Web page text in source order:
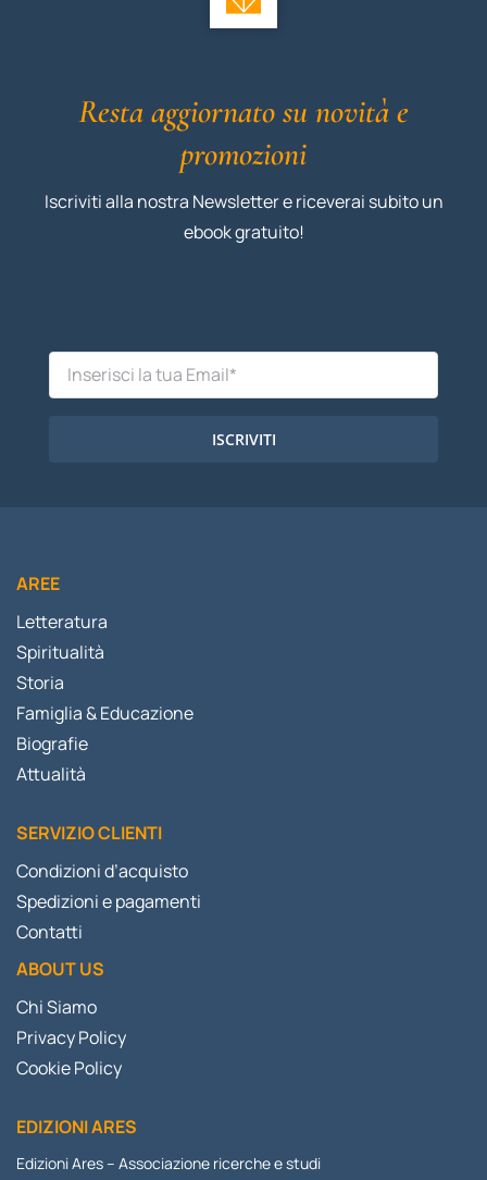
Resta aggiornato su novità e
promozioni
Iscriviti alla nostra Newsletter e riceverai subito un
ebook gratuito!
ISCRIVITI
AREE
Letteratura
Spiritualità
Storia
Famiglia & Educazione
Biografie
Attualità
SERVIZIO CLIENTI
Condizioni d’acquisto
Spedizioni e pagamenti
Contatti
ABOUT US
Chi Siamo
Privacy Policy
Cookie Policy
EDIZIONI ARES
Edizioni Ares – Associazione ricerche e studi